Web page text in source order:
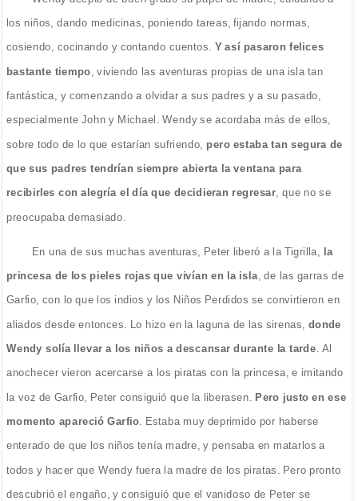
los niños, dando medicinas, poniendo tareas, fijando normas,
cosiendo, cocinando y contando cuentos. Y así pasaron felices
bastante tiempo , viviendo las aventuras propias de una isla tan
fantástica, y comenzando a olvidar a sus padres y a su pasado,
especialmente John y Michael. Wendy se acordaba más de ellos,
sobre todo de lo que estarían sufriendo, pero estaba tan segura de
que sus padres tendrían siempre abierta la ventana para
recibirles con alegría el día que decidieran regresar, que no se
preocupaba demasiado.
En una de sus muchas aventuras, Peter liberó a la Tigrilla, la
princesa de los pieles rojas que vivían en la isla , de las garras de
Garfio, con lo que los indios y los Niños Perdidos se convirtieron en
aliados desde entonces. Lo hizo en la laguna de las sirenas, donde
Wendy solía llevar a los niños a descansar durante la tarde . Al
anochecer vieron acercarse a los piratas con la princesa, e imitando
la voz de Garfio, Peter consiguió que la liberasen. Pero justo en ese
momento apareció Garfio . Estaba muy deprimido por haberse
enterado de que los niños tenía madre, y pensaba en matarlos a
todos y hacer que Wendy fuera la madre de los piratas. Pero pronto
descubrió el engaño, y consiguió que el vanidoso de Peter se